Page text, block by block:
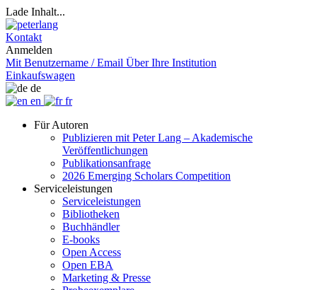
Lade Inhalt...
Kontakt
Anmelden
Mit Benutzername / Email Über Ihre Institution
Einkaufswagen
de
en
fr
Für Autoren
Publizieren mit Peter Lang – Akademische
Veröffentlichungen
Publikationsanfrage
2026 Emerging Scholars Competition
Serviceleistungen
Serviceleistungen
Bibliotheken
Buchhändler
E-books
Open Access
Open EBA
Marketing & Presse